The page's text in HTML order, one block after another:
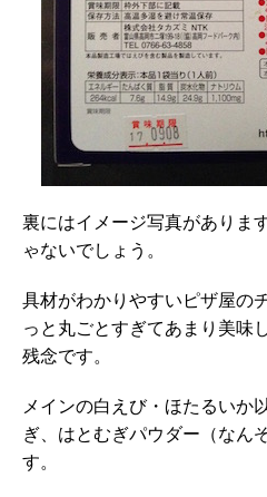
裏にはイメージ写真がありま
ゃないでしょう。
具材がわかりやすいピザ屋の
っと丸ごとすぎてあまり美味
残念です。
メインの白えび・ほたるいか
ぎ、はとむぎパウダー（なん
す。